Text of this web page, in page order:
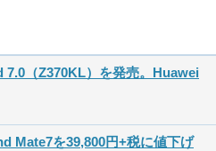
（Z370KL）を発売。Huawei
Mate7を39,800円+税に値下げ